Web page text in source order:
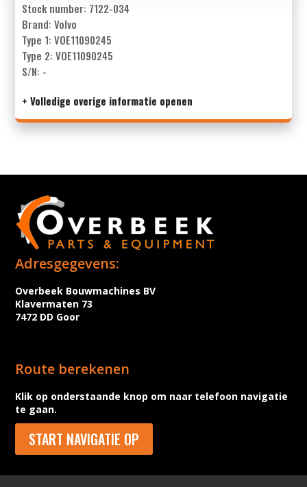
Stock number: 7122-034
Brand: Volvo
Type 1: VOE11090245
Type 2: VOE11090245
S/N: -
+ Volledige overige informatie openen
Adresgegevens:
Overbeek Bouwmachines BV
Klavermaten 73
7472 DD Goor
Route berekenen
Klik op onderstaande knop om naar telefoon navigatie
te gaan.
START NAVIGATIE OP